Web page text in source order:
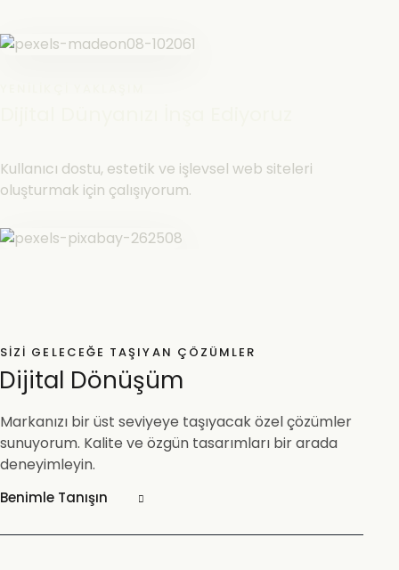
Kullanıcı dostu, estetik ve işlevsel web siteleri
oluşturmak için çalışıyorum.
SIZI GELECEĞE TAŞIYAN ÇÖZÜMLER
Dijital Dönüşüm
Markanızı bir üst seviyeye taşıyacak özel çözümler
sunuyorum. Kalite ve özgün tasarımları bir arada
deneyimleyin.
Benimle Tanışın